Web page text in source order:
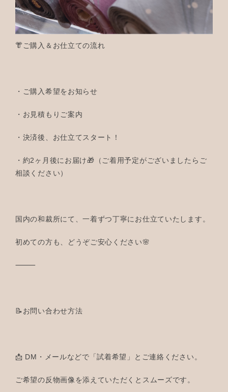
👘ご購入＆お仕立ての流れ
・ご購入希望をお知らせ
・お見積もりご案内
・決済後、お仕立てスタート！
・約2ヶ月後にお届け🎁（ご着用予定がございましたらご
相談ください）
国内の和裁所にて、一着ずつ丁寧にお仕立ていたします。
初めての方も、どうぞご安心ください🌸
⸻
📝お問い合わせ方法
📩 DM・メールなどで「試着希望」とご連絡ください。
ご希望の反物画像を添えていただくとスムーズです。